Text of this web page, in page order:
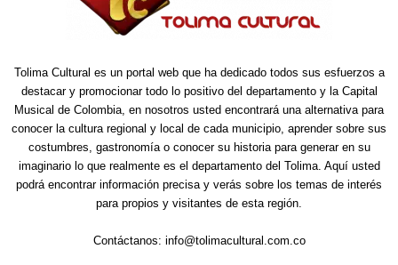
Tolima Cultural es un portal web que ha dedicado todos sus esfuerzos a
destacar y promocionar todo lo positivo del departamento y la Capital
Musical de Colombia, en nosotros usted encontrará una alternativa para
conocer la cultura regional y local de cada municipio, aprender sobre sus
costumbres, gastronomía o conocer su historia para generar en su
imaginario lo que realmente es el departamento del Tolima. Aquí usted
podrá encontrar información precisa y verás sobre los temas de interés
para propios y visitantes de esta región.
Contáctanos: info@tolimacultural.com.co